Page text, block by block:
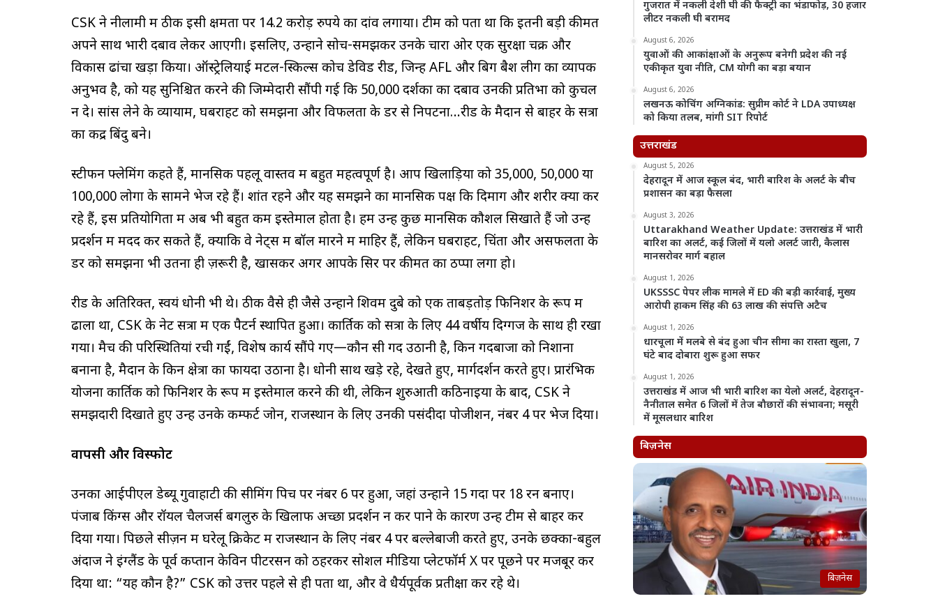
CSK ने नीलामी में ठीक इसी क्षमता पर 14.2 करोड़ रुपये का दांव लगाया। टीम को पता था कि इतनी बड़ी कीमत
अपने साथ भारी दबाव लेकर आएगी। इसलिए, उन्होंने सोच-समझकर उनके चारों ओर एक सुरक्षा चक्र और
विकास ढांचा खड़ा किया। ऑस्ट्रेलियाई मेंटल-स्किल्स कोच डेविड रीड, जिन्हें AFL और बिग बैश लीग का व्यापक
अनुभव है, को यह सुनिश्चित करने की जिम्मेदारी सौंपी गई कि 50,000 दर्शकों का दबाव उनकी प्रतिभा को कुचल
न दे। सांस लेने के व्यायाम, घबराहट को समझना और विफलता के डर से निपटना…रीड के मैदान से बाहर के सत्रों
का केंद्र बिंदु बने।
स्टीफन फ्लेमिंग कहते हैं, मानसिक पहलू वास्तव में बहुत महत्वपूर्ण है। आप खिलाड़ियों को 35,000, 50,000 या
100,000 लोगों के सामने भेज रहे हैं। शांत रहने और यह समझने का मानसिक पक्ष कि दिमाग और शरीर क्या कर
रहे हैं, इस प्रतियोगिता में अब भी बहुत कम इस्तेमाल होता है। हम उन्हें कुछ मानसिक कौशल सिखाते हैं जो उन्हें
प्रदर्शन में मदद कर सकते हैं, क्योंकि वे नेट्स में बॉल मारने में माहिर हैं, लेकिन घबराहट, चिंता और असफलता के
डर को समझना भी उतना ही ज़रूरी है, खासकर अगर आपके सिर पर कीमत का ठप्पा लगा हो।
रीड के अतिरिक्त, स्वयं धोनी भी थे। ठीक वैसे ही जैसे उन्होंने शिवम दुबे को एक ताबड़तोड़ फिनिशर के रूप में
ढाला था, CSK के नेट सत्रों में एक पैटर्न स्थापित हुआ। कार्तिक को सत्रों के लिए 44 वर्षीय दिग्गज के साथ ही रखा
गया। मैच की परिस्थितियां रची गईं, विशेष कार्य सौंपे गए—कौन सी गेंद उठानी है, किन गेंदबाजों को निशाना
बनाना है, मैदान के किन क्षेत्रों का फायदा उठाना है। धोनी साथ खड़े रहे, देखते हुए, मार्गदर्शन करते हुए। प्रारंभिक
योजना कार्तिक को फिनिशर के रूप में इस्तेमाल करने की थी, लेकिन शुरुआती कठिनाइयों के बाद, CSK ने
समझदारी दिखाते हुए उन्हें उनके कम्फर्ट जोन, राजस्थान के लिए उनकी पसंदीदा पोजीशन, नंबर 4 पर भेज दिया।
वापसी और विस्फोट
उनका आईपीएल डेब्यू गुवाहाटी की सीमिंग पिच पर नंबर 6 पर हुआ, जहां उन्होंने 15 गेंदों पर 18 रन बनाए।
पंजाब किंग्स और रॉयल चैलेंजर्स बेंगलुरु के खिलाफ अच्छा प्रदर्शन न कर पाने के कारण उन्हें टीम से बाहर कर
दिया गया। पिछले सीज़न में घरेलू क्रिकेट में राजस्थान के लिए नंबर 4 पर बल्लेबाजी करते हुए, उनके छक्का-बहुल
अंदाज ने इंग्लैंड के पूर्व कप्तान केविन पीटरसन को ठहरकर सोशल मीडिया प्लेटफॉर्म X पर पूछने पर मजबूर कर
दिया था: “यह कौन है?” CSK को उत्तर पहले से ही पता था, और वे धैर्यपूर्वक प्रतीक्षा कर रहे थे।
गुजरात में नकली देशी घी की फैक्ट्री का भंडाफोड़, 30 हजार
लीटर नकली घी बरामद
August 6, 2026
युवाओं की आकांक्षाओं के अनुरूप बनेगी प्रदेश की नई
एकीकृत युवा नीति, CM योगी का बड़ा बयान
August 6, 2026
लखनऊ कोचिंग अग्निकांड: सुप्रीम कोर्ट ने LDA उपाध्यक्ष
को किया तलब, मांगी SIT रिपोर्ट
उत्तराखंड
August 5, 2026
देहरादून में आज स्कूल बंद, भारी बारिश के अलर्ट के बीच
प्रशासन का बड़ा फैसला
August 3, 2026
Uttarakhand Weather Update: उत्तराखंड में भारी
बारिश का अलर्ट, कई जिलों में यलो अलर्ट जारी, कैलास
मानसरोवर मार्ग बहाल
August 1, 2026
UKSSSC पेपर लीक मामले में ED की बड़ी कार्रवाई, मुख्य
आरोपी हाकम सिंह की 63 लाख की संपत्ति अटैच
August 1, 2026
धारचूला में मलबे से बंद हुआ चीन सीमा का रास्ता खुला, 7
घंटे बाद दोबारा शुरू हुआ सफर
August 1, 2026
उत्तराखंड में आज भी भारी बारिश का येलो अलर्ट, देहरादून-
नैनीताल समेत 6 जिलों में तेज बौछारों की संभावना; मसूरी
में मूसलधार बारिश
बिज़नेस
बिज़नेस